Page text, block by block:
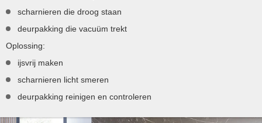
scharnieren die droog staan
deurpakking die vacuüm trekt
Oplossing:
ijsvrij maken
scharnieren licht smeren
deurpakking reinigen en controleren